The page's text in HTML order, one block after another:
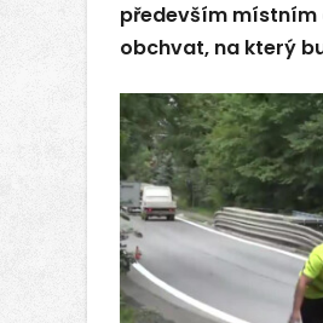
především místním
obchvat, na který